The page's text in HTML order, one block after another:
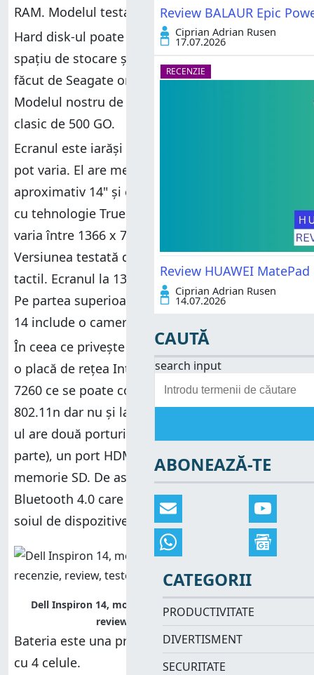
RAM. Modelul testat de noi a venit cu 8 GO.
Hard disk-ul poate fi unul mecanic, cu 500 GO
spațiu de stocare și 5400 de rotații pe minut,
făcut de Seagate ori un SSD rapid de 256 GO.
Modelul nostru de test a venit cu un hard disk
clasic de 500 GO.
Ecranul este iarăși o zonă unde specificațiile
pot varia. El are mereu o diagonală de
aproximativ 14" și este de tip LED retroiluminat
cu tehnologie Truelife, dar rezoluția sa poate
varia între 1366 x 768 și 1920 x 1080 de pixeli.
Versiunea testată de noi este Full-HD, cu ecran
tactil. Ecranul la 1366 x 768 pixeli nu este tactil.
Pe partea superioară a ecranului, Dell Inspiron
14 include o cameră web de 1 megapixel.
În ceea ce privește conectivitatea, laptop-ul are
o placă de rețea Intel Dual Band Wireless-N
7260 ce se poate conecta la rețele wireless
802.11n dar nu și la rețele 802.11ac. Ultrabook-
ul are două porturi USB 3.0 (câte unul pe fiecare
parte), un port HDMI și un cititor de carduri de
memorie SD. De asemenea, este inclus și un cip
Bluetooth 4.0 care este util în a conecta tot
soiul de dispozitive mobile.
Dell Inspiron 14, model 7437, performante, recenzie,
review, teste, comparatie
Bateria este una prismatică, litiu-ion, de 58 Wh,
cu 4 celule.
Review BALAUR Epic
Ciprian Adrian Rusen
17.07.2026
RECENZIE
Review HUAWEI
Ciprian Adrian Rusen
14.07.2026
CAUTĂ
search input
ABONEAZĂ-TE
CATEGORII
PRODUCTIVITATE
DIVERTISMENT
SECURITATE